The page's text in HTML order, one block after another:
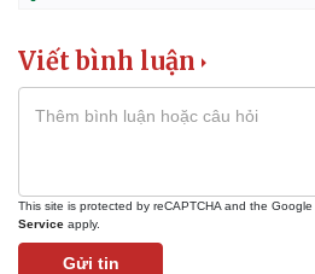
Viết bình luận
This site is protected by reCAPTCHA and the Google
Service apply.
Gửi tin